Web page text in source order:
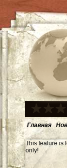
Главная
This feature is
only!